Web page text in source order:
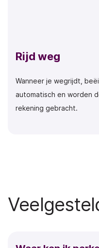
Rijd weg
Wanneer je wegrijdt,
automatisch en worden
rekening gebracht.